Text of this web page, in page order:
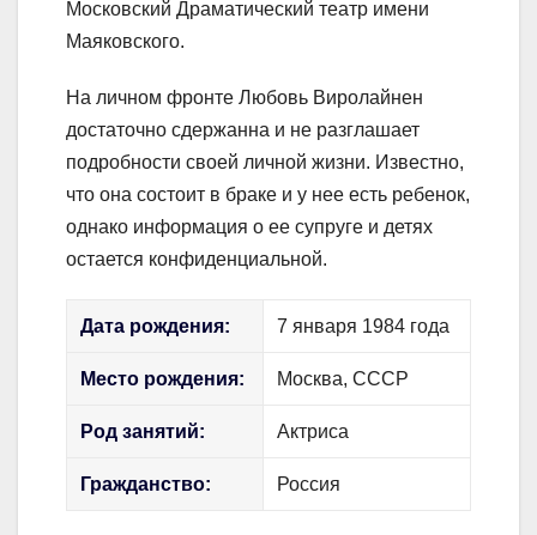
Московский Драматический театр имени
Маяковского.
На личном фронте Любовь Виролайнен
достаточно сдержанна и не разглашает
подробности своей личной жизни. Известно,
что она состоит в браке и у нее есть ребенок,
однако информация о ее супруге и детях
остается конфиденциальной.
Дата рождения: 7 января 1984 года
Место рождения: Москва, СССР
Род занятий: Актриса
Гражданство: Россия